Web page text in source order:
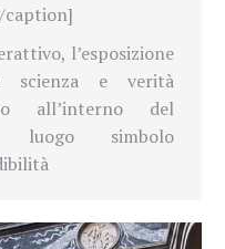
caption]
l’esposizione
e verità
all’interno del
luogo simbolo